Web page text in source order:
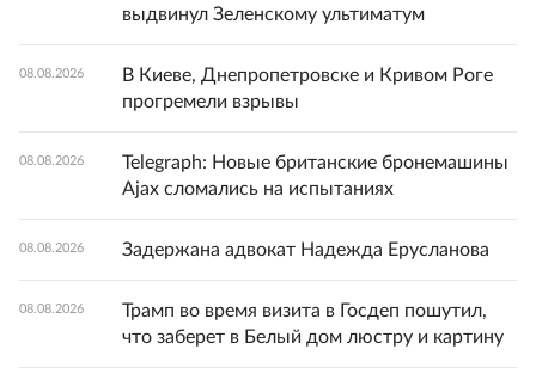
выдвинул Зеленскому ультиматум
08.08.2026
В Киеве, Днепропетровске и Кривом Роге
прогремели взрывы
08.08.2026
Telegraph: Новые британские бронемашины
Ajax сломались на испытаниях
08.08.2026 Задержана адвокат Надежда Ерусланова
08.08.2026
Трамп во время визита в Госдеп пошутил,
что заберет в Белый дом люстру и картину